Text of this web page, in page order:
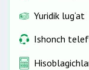
Yuridik lug‘at
Ishonch